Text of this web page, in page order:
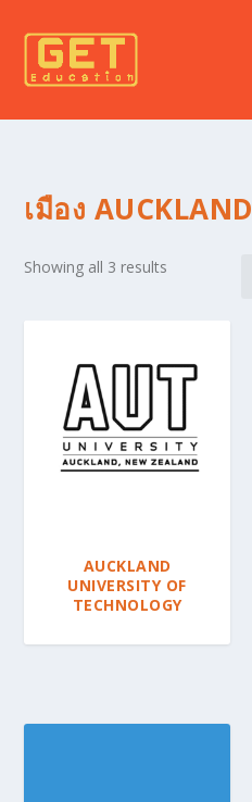
เมือง AUCKLAND
Showing all 3 results
e
y
l
s
t
AUCKLAND
UNIVERSITY OF
TECHNOLOGY